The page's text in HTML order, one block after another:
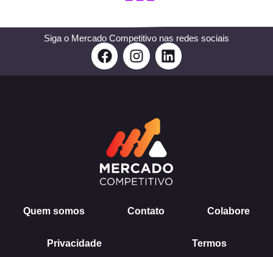
Siga o Mercado Competitivo nas redes sociais
F
a
c
o
k
I
n
s
g
r
a
m
L
i
n
Quem somos Contato Colabore
Privacidade Termos